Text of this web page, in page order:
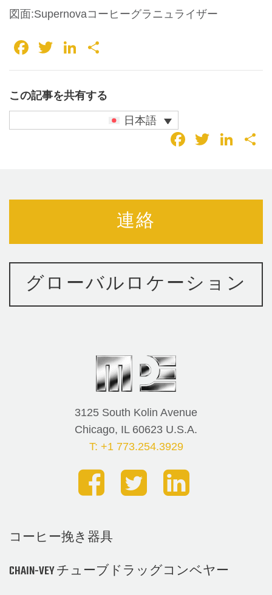
図面:Supernovaコーヒーグラニュライザー
Facebook
TwitterLinkedIn
有
この記事を共有する
日本語
Twitter
連絡
グローバルロケーション
3125 South Kolin Avenue
Chicago, IL 60623 U.S.A.
T: +1 773.254.3929
コーヒー挽き器具
CHAIN-VEY チューブドラッグコンベヤー